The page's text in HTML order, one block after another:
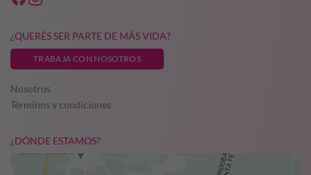
¿QUERÉS SER PARTE DE MÁS VIDA?
TRABAJA CON NOSOTROS
Nosotros
Términos y condiciones
¿DÓNDE ESTAMOS?